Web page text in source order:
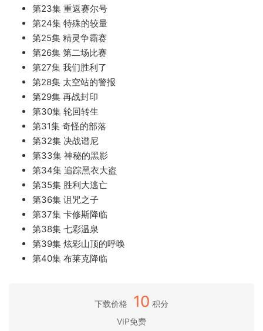
第23集 重返赛尔号
第24集 特殊的较量
第25集 精灵争霸赛
第26集 第二场比赛
第27集 我们胜利了
第28集 太空站的警报
第29集 再战封印
第30集 轮回转生
第31集 奇怪的部落
第32集 决战谱尼
第33集 神秘的黑影
第34集 追踪黑衣大盗
第35集 胜利大逃亡
第36集 诅咒之子
第37集 卡修斯降临
第38集 七彩温泉
第39集 炫彩山顶的呼唤
第40集 布莱克降临
下载价格 10 积分
VIP免费